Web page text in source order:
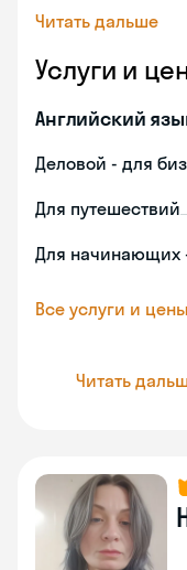
Читать дальше
Услуги и
Английский
Деловой - для
Для путешествий
Для начинающих
Все услуги и
Читать